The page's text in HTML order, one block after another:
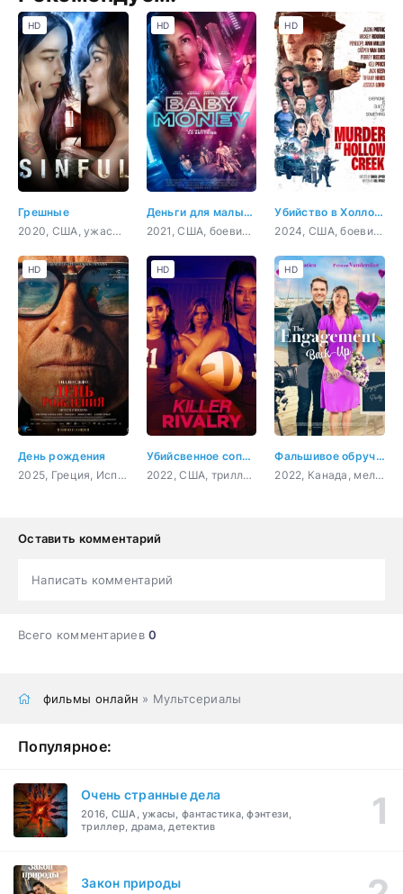
Грешные
2020, США, ужасы, триллер
HD
Деньги для малышки
2021, США, боевик, триллер
HD
Убийство в Холлоу Крик
2024, США, боевик, триллер, комедия
HD
День рождения
2025, Греция, Испания, Великобритания, Нидерланды, драма
HD
Убийсвенное соперничество
2022, США, триллер, детектив
HD
Фальшивое обручение
2022, Канада, мелодрама, комедия
HD
Оставить комментарий
Написать комментарий
Всего комментариев0
фильмы онлайн » Мультсериалы
Популярное:
Очень странные дела
2016, США, ужасы, фантастика, фэнтези,
триллер, драма, детектив
Закон природы